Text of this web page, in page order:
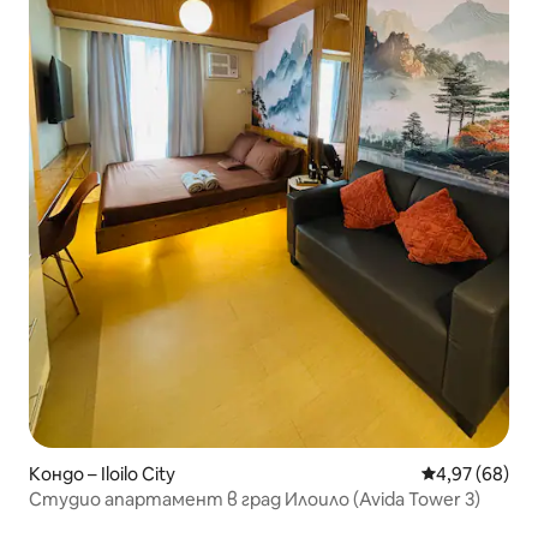
Кондо – Iloilo City Средна
4,97 (68)
Студио апартамент в град Илоило (Avida Tower 3)